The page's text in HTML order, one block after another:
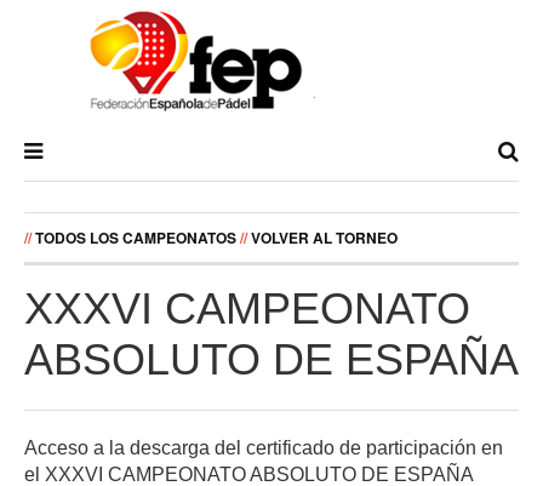
//TODOS LOS CAMPEONATOS//VOLVER AL TORNEO
XXXVI CAMPEONATO
ABSOLUTO DE ESPAÑA
Acceso a la descarga del certificado de participación en
el XXXVI CAMPEONATO ABSOLUTO DE ESPAÑA